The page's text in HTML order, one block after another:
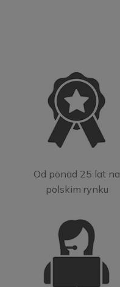
Od ponad 25 lat na
polskim rynku